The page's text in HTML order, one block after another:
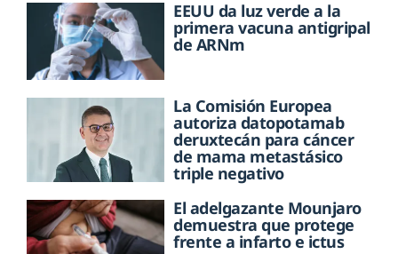
EEUU da luz verde a la
primera vacuna antigripal
de ARNm
La Comisión Europea
autoriza datopotamab
deruxtecán para cáncer
de mama metastásico
triple negativo
El adelgazante Mounjaro
demuestra que protege
frente a infarto e ictus